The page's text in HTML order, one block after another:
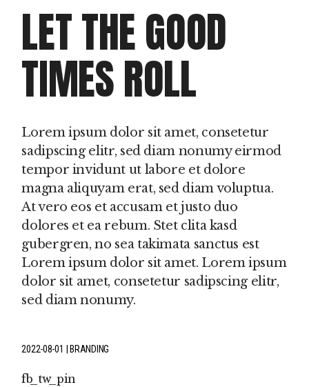
LET THE GOOD
TIMES ROLL
Lorem ipsum dolor sit amet, consetetur
sadipscing elitr, sed diam nonumy eirmod
tempor invidunt ut labore et dolore
magna aliquyam erat, sed diam voluptua.
At vero eos et accusam et justo duo
dolores et ea rebum. Stet clita kasd
gubergren, no sea takimata sanctus est
Lorem ipsum dolor sit amet. Lorem ipsum
dolor sit amet, consetetur sadipscing elitr,
sed diam nonumy.
2022-08-01 BRANDING
fb tw pin